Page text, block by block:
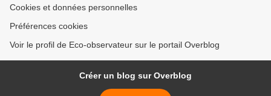
Cookies et données personnelles
Préférences cookies
Voir le profil de Eco-observateur sur le portail Overblog
Créer un blog sur Overblog